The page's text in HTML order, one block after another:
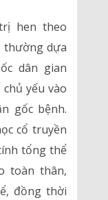
hen theo
thường dựa
dân gian
yếu vào
gốc bệnh.
cổ truyền
tổng thể
toàn thân,
đồng thời